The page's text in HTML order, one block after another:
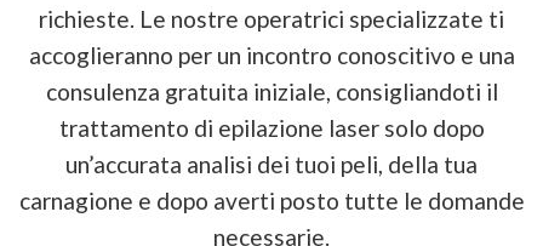
richieste. Le nostre operatrici specializzate ti
accoglieranno per un incontro conoscitivo e una
consulenza gratuita iniziale, consigliandoti il
trattamento di epilazione laser solo dopo
un’accurata analisi dei tuoi peli, della tua
carnagione e dopo averti posto tutte le domande
necessarie.